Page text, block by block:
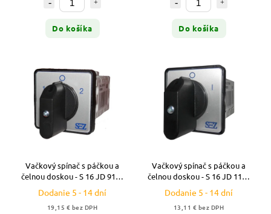
Do košíka Do košíka
Vačkový spínač s páčkou a
čelnou doskou - S 16 JD 9151
C6 - 16A - reverzačný (1/0/2)
Dodanie 5 - 14 dní
19,15 € bez DPH
Vačkový spínač s páčkou a
čelnou doskou - S 16 JD 1103
A6 - 16A (0/1)
Dodanie 5 - 14 dní
13,11 € bez DPH